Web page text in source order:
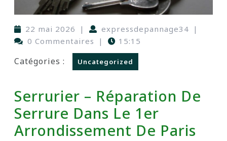
22 mai 2026 | expressdepannage34 |
0 Commentaires
| 15:15
Catégories : Uncategorized
Serrurier – Réparation De
Serrure Dans Le 1er
Arrondissement De Paris